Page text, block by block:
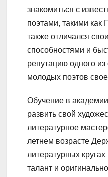
знакомиться с
поэтами, такими как
также отличался
способностями и
репутацию одного
молодых поэтов
Обучение в
развить свой
литературное
летнем возрасте
литературных
талант и